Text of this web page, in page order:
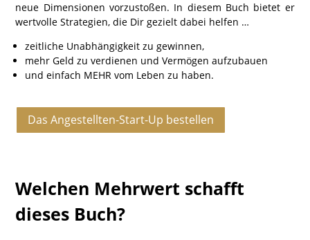
neue Dimensionen vorzustoßen. In diesem Buch bietet er
wertvolle Strategien, die Dir gezielt dabei helfen …
zeitliche Unabhängigkeit zu gewinnen,
mehr Geld zu verdienen und Vermögen aufzubauen
und einfach MEHR vom Leben zu haben.
Das Angestellten-Start-Up bestellen
Welchen Mehrwert schafft
dieses Buch?